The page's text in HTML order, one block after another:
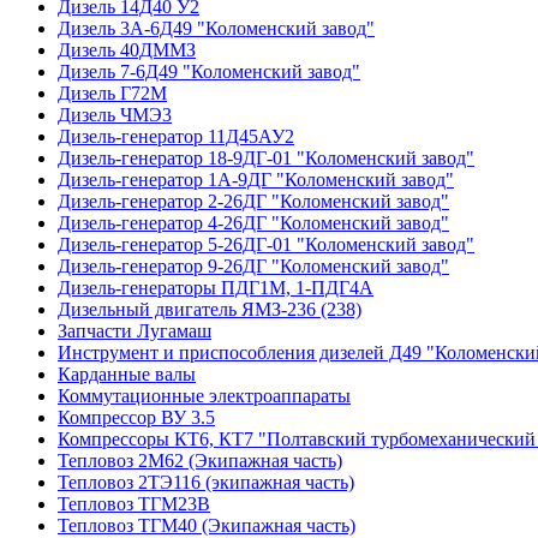
Дизель 14Д40 У2
Дизель 3А-6Д49 "Коломенский завод"
Дизель 40ДММЗ
Дизель 7-6Д49 "Коломенский завод"
Дизель Г72М
Дизель ЧМЭ3
Дизель-генератор 11Д45АУ2
Дизель-генератор 18-9ДГ-01 "Коломенский завод"
Дизель-генератор 1А-9ДГ "Коломенский завод"
Дизель-генератор 2-26ДГ "Коломенский завод"
Дизель-генератор 4-26ДГ "Коломенский завод"
Дизель-генератор 5-26ДГ-01 "Коломенский завод"
Дизель-генератор 9-26ДГ "Коломенский завод"
Дизель-генераторы ПДГ1М, 1-ПДГ4А
Дизельный двигатель ЯМЗ-236 (238)
Запчасти Лугамаш
Инструмент и приспособления дизелей Д49
Карданные валы
Коммутационные электроаппараты
Компрессор ВУ 3.5
Компрессоры КТ6, КТ7 "Полтавский турбомеханический
Тепловоз 2М62 (Экипажная часть)
Тепловоз 2ТЭ116 (экипажная часть)
Тепловоз ТГМ23В
Тепловоз ТГМ40 (Экипажная часть)